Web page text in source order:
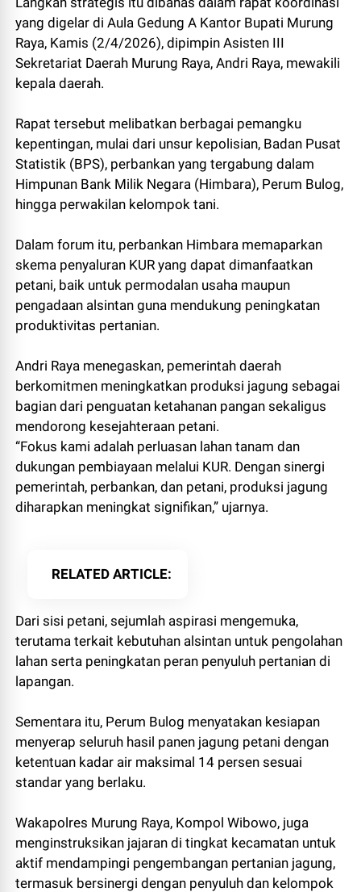
yang digelar di Aula Gedung A Kantor Bupati Murung
Raya, Kamis (2/4/2026), dipimpin Asisten III
Sekretariat Daerah Murung Raya, Andri Raya, mewakili
kepala daerah.
Rapat tersebut melibatkan berbagai pemangku
kepentingan, mulai dari unsur kepolisian, Badan Pusat
Statistik (BPS), perbankan yang tergabung dalam
Himpunan Bank Milik Negara (Himbara), Perum Bulog,
hingga perwakilan kelompok tani.
Dalam forum itu, perbankan Himbara memaparkan
skema penyaluran KUR yang dapat dimanfaatkan
petani, baik untuk permodalan usaha maupun
pengadaan alsintan guna mendukung peningkatan
produktivitas pertanian.
Andri Raya menegaskan, pemerintah daerah
berkomitmen meningkatkan produksi jagung sebagai
bagian dari penguatan ketahanan pangan sekaligus
mendorong kesejahteraan petani.
“Fokus kami adalah perluasan lahan tanam dan
dukungan pembiayaan melalui KUR. Dengan sinergi
pemerintah, perbankan, dan petani, produksi jagung
diharapkan meningkat signifikan,” ujarnya.
RELATED ARTICLE
Dari sisi petani, sejumlah aspirasi mengemuka,
terutama terkait kebutuhan alsintan untuk pengolahan
lahan serta peningkatan peran penyuluh pertanian di
lapangan.
Sementara itu, Perum Bulog menyatakan kesiapan
menyerap seluruh hasil panen jagung petani dengan
ketentuan kadar air maksimal 14 persen sesuai
standar yang berlaku.
Wakapolres Murung Raya, Kompol Wibowo, juga
menginstruksikan jajaran di tingkat kecamatan untuk
aktif mendampingi pengembangan pertanian jagung,
termasuk bersinergi dengan penyuluh dan kelompok